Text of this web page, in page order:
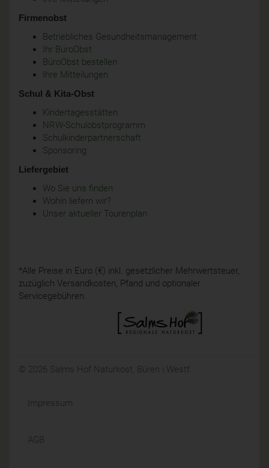
Firmenobst
Betriebliches Gesundheitsmanagement
Ihr BüroObst
BüroObst bestellen
Ihre Mitteilungen
Schul & Kita-Obst
Kindertagesstätten
NRW-Schulobstprogramm
Schulkinderpartnerschaft
Sponsoring
Liefergebiet
Wo Sie uns finden
Wohin liefern wir?
Unser aktueller Tourenplan
*Alle Preise in Euro (€) inkl. gesetzlicher Mehrwertsteuer,
zuzüglich Versandkosten, Pfand und optionaler
Servicegebühren.
© 2026 Salms Hof Naturkost, Büren i.Westf.
Impressum
AGB